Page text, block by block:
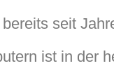
seit
ist in der